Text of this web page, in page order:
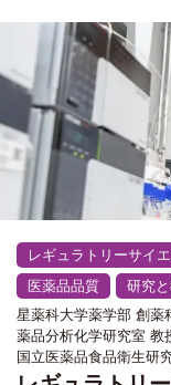
レギュラトリーサイ
医薬品品質
研究
星薬科大学薬学部 創薬
薬品分析化学研究室
国立医薬品食品衛生